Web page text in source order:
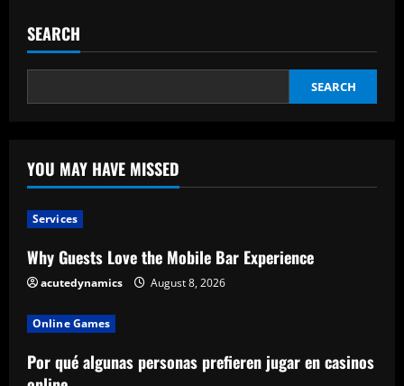
SEARCH
SEARCH
YOU MAY HAVE MISSED
Services
Why Guests Love the Mobile Bar Experience
acutedynamics August 8, 2026
Online Games
Por qué algunas personas prefieren jugar en casinos